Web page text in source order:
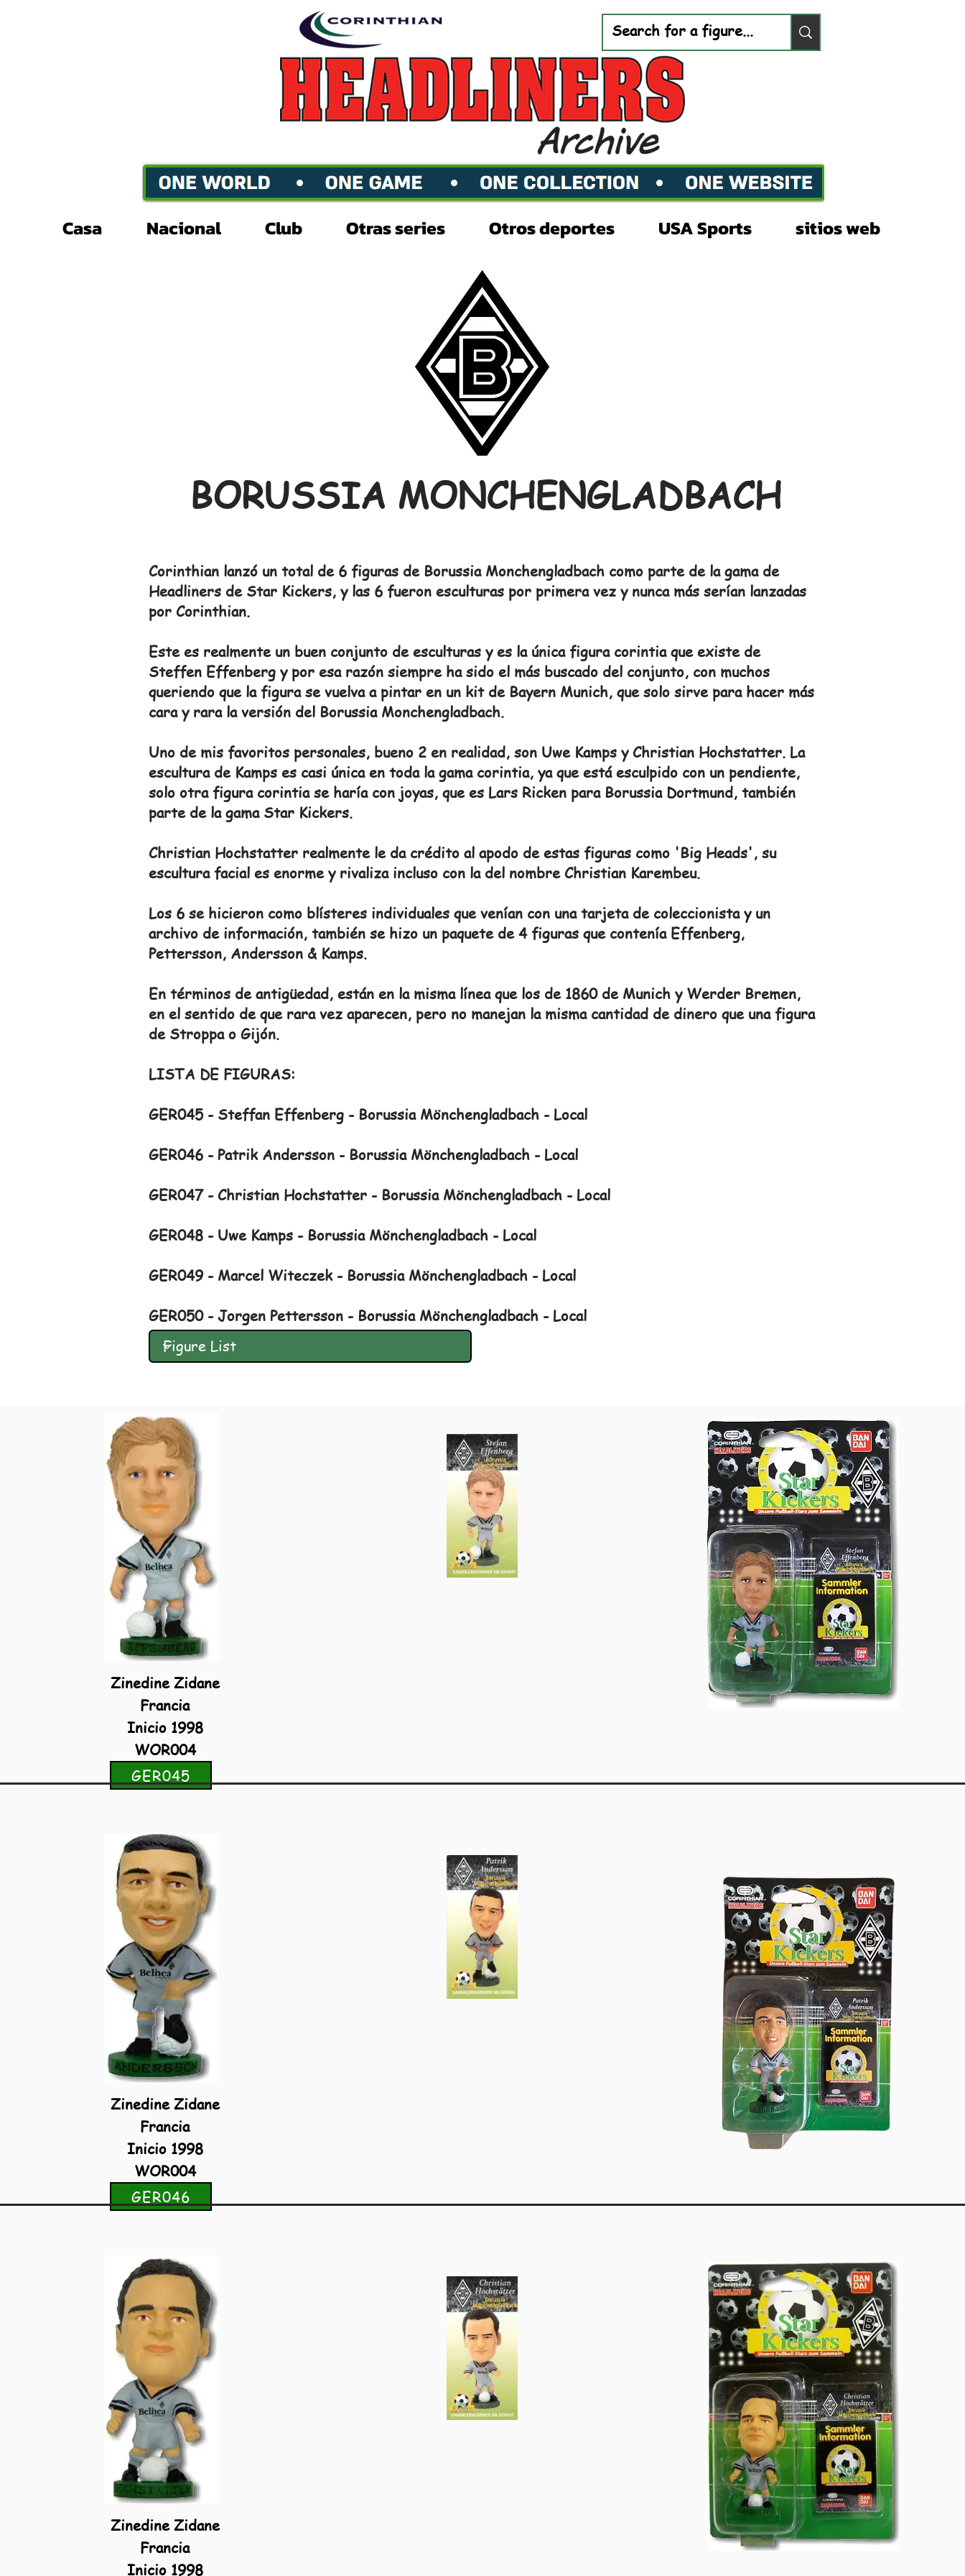
Casa Nacional Club Otras series Otros deportes USA Sports sitios web
BORUSSIA MONCHENGLADBACH
Corinthian lanzó un total de 6 figuras de Borussia Monchengladbach como parte de la gama de
Headliners de Star Kickers, y las 6 fueron esculturas por primera vez y nunca más serían lanzadas
por Corinthian.
Este es realmente un buen conjunto de esculturas y es la única figura corintia que existe de
Steffen Effenberg y por esa razón siempre ha sido el más buscado del conjunto, con muchos
queriendo que la figura se vuelva a pintar en un kit de Bayern Munich, que solo sirve para hacer más
cara y rara la versión del Borussia Monchengladbach.
Uno de mis favoritos personales, bueno 2 en realidad, son Uwe Kamps y Christian Hochstatter. La
escultura de Kamps es casi única en toda la gama corintia, ya que está esculpido con un pendiente,
solo otra figura corintia se haría con joyas, que es Lars Ricken para Borussia Dortmund, también
parte de la gama Star Kickers.
Christian Hochstatter realmente le da crédito al apodo de estas figuras como 'Big Heads', su
escultura facial es enorme y rivaliza incluso con la del nombre Christian Karembeu.
Los 6 se hicieron como blísteres individuales que venían con una tarjeta de coleccionista y un
archivo de información, también se hizo un paquete de 4 figuras que contenía Effenberg,
Pettersson, Andersson & Kamps.
En términos de antigüedad, están en la misma línea que los de 1860 de Munich y Werder Bremen,
en el sentido de que rara vez aparecen, pero no manejan la misma cantidad de dinero que una figura
de Stroppa o Gijón.
LISTA DE FIGURAS:
GER045 - Steffan Effenberg - Borussia Mönchengladbach - Local
GER046 - Patrik Andersson - Borussia Mönchengladbach - Local
GER047 - Christian Hochstatter - Borussia Mönchengladbach - Local
GER048 - Uwe Kamps - Borussia Mönchengladbach - Local
GER049 - Marcel Witeczek - Borussia Mönchengladbach - Local
GER050 - Jorgen Pettersson - Borussia Mönchengladbach - Local
Zinedine Zidane
Francia
Inicio 1998
WOR004
GER045
Zinedine Zidane
Francia
Inicio 1998
WOR004
GER046
Zinedine Zidane
Francia
Inicio 1998